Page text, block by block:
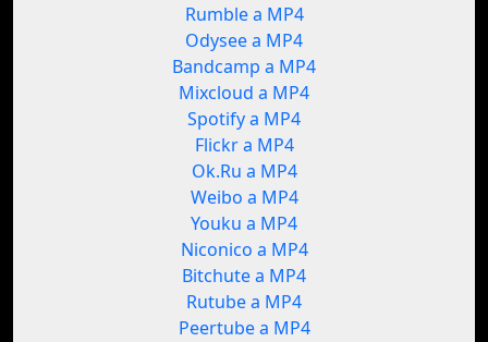
Rumble a MP4
Odysee a MP4
Bandcamp a MP4
Mixcloud a MP4
Spotify a MP4
Flickr a MP4
Ok.Ru a MP4
Weibo a MP4
Youku a MP4
Niconico a MP4
Bitchute a MP4
Rutube a MP4
Peertube a MP4